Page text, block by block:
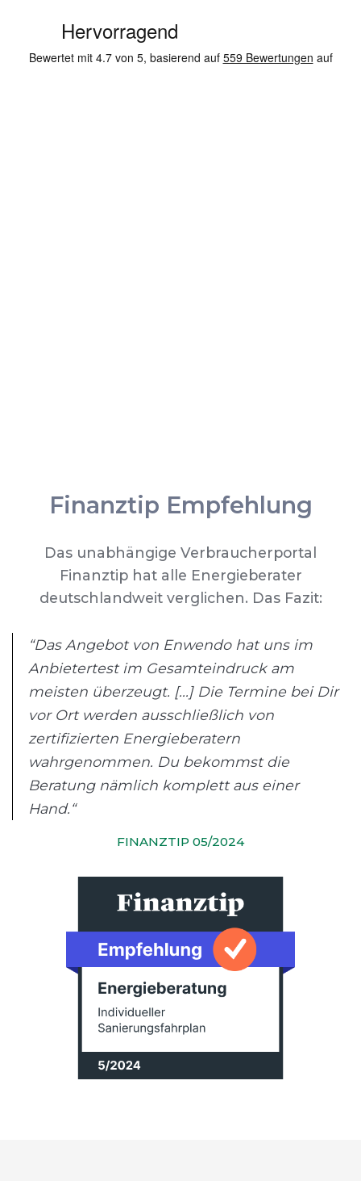
Finanztip Empfehlung
Das unabhängige Verbraucherportal
Finanztip hat alle Energieberater
deutschlandweit verglichen. Das Fazit:
“Das Angebot von Enwendo hat uns im
Anbietertest im Gesamteindruck am
meisten überzeugt. [...] Die Termine bei Dir
vor Ort werden ausschließlich von
zertifizierten Energieberatern
wahrgenommen. Du bekommst die
Beratung nämlich komplett aus einer
Hand.“
FINANZTIP 05/2024